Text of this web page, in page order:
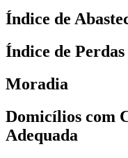
Índice de
Índice de
Moradia
Domicílios com
Adequada